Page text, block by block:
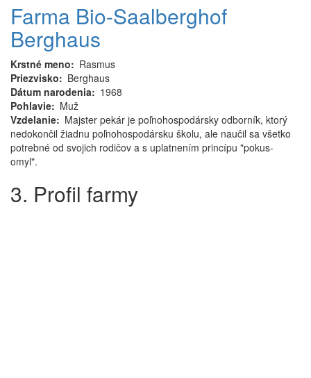
Farma Bio-Saalberghof
Berghaus
Krstné meno
Rasmus
Priezvisko
Berghaus
Dátum narodenia
1968
Pohlavie
Muž
Vzdelanie
Majster pekár je poľnohospodársky odborník, ktorý
nedokončil žiadnu poľnohospodársku školu, ale naučil sa všetko
potrebné od svojich rodičov a s uplatnením princípu "pokus-
omyl".
3. Profil farmy